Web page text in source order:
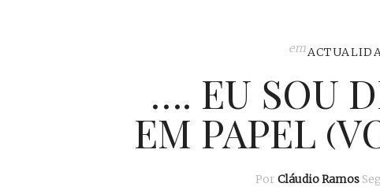
em
…. EU SOU
EM PAPEL
Por Cláudio Ramos